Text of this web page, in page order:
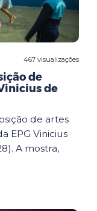
467 visualizações
de
de
de artes
EPG Vinicius
A mostra,